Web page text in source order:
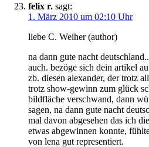
felix r. sagt:
1. März 2010 um 02:10 Uhr
liebe C. Weiher (author)
na dann gute nacht
auch. bezöge sich dein artikel
zb. diesen alexander, der trotz
trotz show-gewinn zum glück
bildfläche verschwand, dann
sagen, na dann gute nacht
mal davon abgesehen das ich
etwas abgewinnen konnte,
von lena gut representiert.